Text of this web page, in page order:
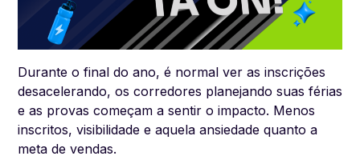
Durante o final do ano, é normal ver as inscrições
desacelerando, os corredores planejando suas férias
e as provas começam a sentir o impacto. Menos
inscritos, visibilidade e aquela ansiedade quanto a
meta de vendas.